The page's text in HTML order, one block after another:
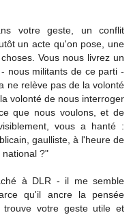
votre geste, un conflit
un acte qu'on pose, une
Vous nous livrez un
nous militants de ce parti -
ne relève pas de la volonté
volonté de nous interroger
que nous voulons, et de
vous a hanté :
gaulliste, à l'heure de
?"
à DLR - il me semble
qu'il ancre la pensée
votre geste utile et